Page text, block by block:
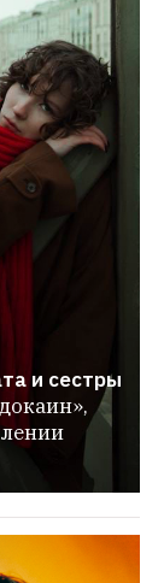
и сестры